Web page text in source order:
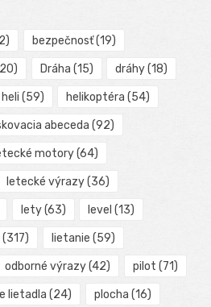
bezpečnosť(19)
Dráha (15) dráhy(18)
heli (59) helikoptéra (54)
abeceda (92)
motory(64)
letecké výrazy(36)
lety(63) level (13)
(317) lietanie (59)
odborné výrazy(42) pilot (71)
lietadla (24) plocha (16)